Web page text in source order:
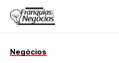
Negócios